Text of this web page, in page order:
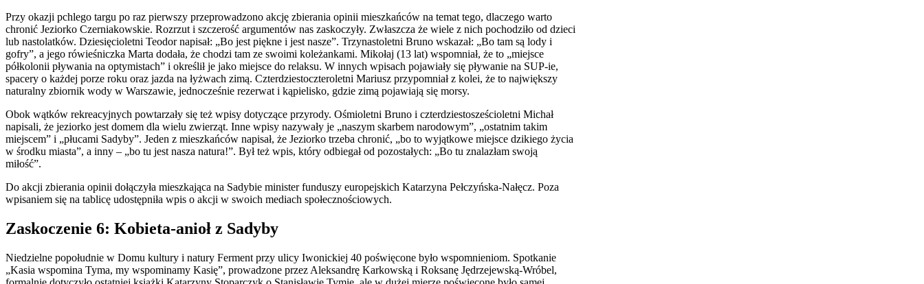
Przy okazji pchlego targu po raz pierwszy przeprowadzono akcję zbierania opinii mieszkańców na temat tego, dlaczego warto
chronić Jeziorko Czerniakowskie. Rozrzut i szczerość argumentów nas zaskoczyły. Zwłaszcza że wiele z nich pochodziło od dzieci
lub nastolatków. Dziesięcioletni Teodor napisał: „Bo jest piękne i jest nasze”. Trzynastoletni Bruno wskazał: „Bo tam są lody i
gofry”, a jego rówieśniczka Marta dodała, że chodzi tam ze swoimi koleżankami. Mikołaj (13 lat) wspomniał, że to „miejsce
półkolonii pływania na optymistach” i określił je jako miejsce do relaksu. W innych wpisach pojawiały się pływanie na SUP-ie,
spacery o każdej porze roku oraz jazda na łyżwach zimą. Czterdziestoczteroletni Mariusz przypomniał z kolei, że to największy
naturalny zbiornik wody w Warszawie, jednocześnie rezerwat i kąpielisko, gdzie zimą pojawiają się morsy.
Obok wątków rekreacyjnych powtarzały się też wpisy dotyczące przyrody. Ośmioletni Bruno i czterdziestosześcioletni Michał
napisali, że jeziorko jest domem dla wielu zwierząt. Inne wpisy nazywały je „naszym skarbem narodowym”, „ostatnim takim
miejscem” i „płucami Sadyby”. Jeden z mieszkańców napisał, że Jeziorko trzeba chronić, „bo to wyjątkowe miejsce dzikiego życia
w środku miasta”, a inny – „bo tu jest nasza natura!”. Był też wpis, który odbiegał od pozostałych: „Bo tu znalazłam swoją
miłość”.
Do akcji zbierania opinii dołączyła mieszkająca na Sadybie minister funduszy europejskich Katarzyna Pełczyńska-Nałęcz. Poza
wpisaniem się na tablicę udostępniła wpis o akcji w swoich mediach społecznościowych.
Zaskoczenie 6: Kobieta-anioł z Sadyby
Niedzielne popołudnie w Domu kultury i natury Ferment przy ulicy Iwonickiej 40 poświęcone było wspomnieniom. Spotkanie
„Kasia wspomina Tyma, my wspominamy Kasię”, prowadzone przez Aleksandrę Karkowską i Roksanę Jędrzejewską-Wróbel,